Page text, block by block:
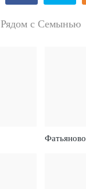
Рядом с Семынью
Фатьяново